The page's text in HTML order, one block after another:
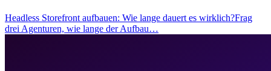
Headless Storefront aufbauen: Wie lange dauert es wirklich?Frag
drei Agenturen, wie lange der Aufbau…